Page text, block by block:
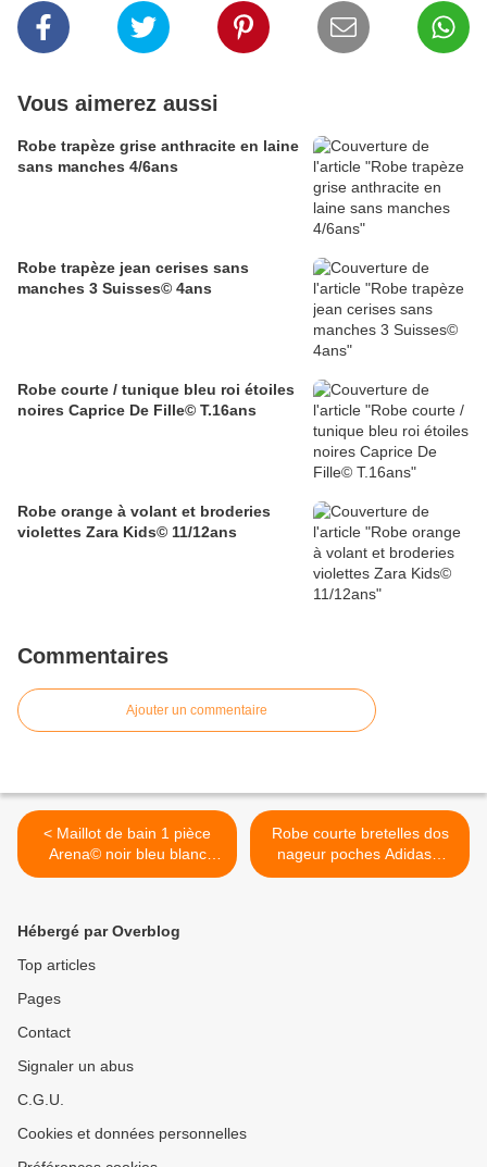
Vous aimerez aussi
Robe trapèze grise anthracite en laine
sans manches 4/6ans
Robe trapèze jean cerises sans
manches 3 Suisses© 4ans
Robe courte / tunique bleu roi étoiles
noires Caprice De Fille© T.16ans
Robe orange à volant et broderies
violettes Zara Kids© 11/12ans
Commentaires
Ajouter un commentaire
< Maillot de bain 1 pièce
Arena© noir bleu blanc
T.12ans
Robe courte bretelles dos
nageur poches Adidas©
lilas T.40 >
Hébergé par Overblog
Top articles
Pages
Contact
Signaler un abus
C.G.U.
Cookies et données personnelles